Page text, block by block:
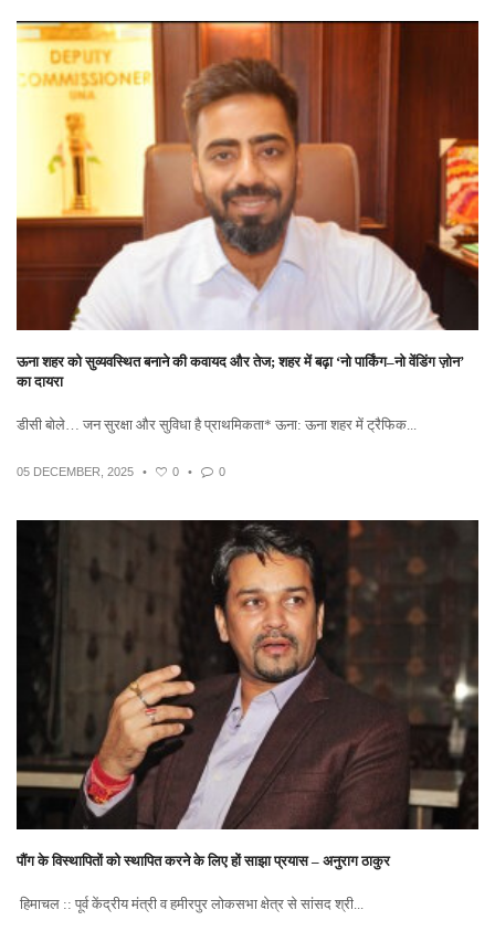
ऊना शहर को सुव्यवस्थित बनाने की कवायद और तेज; शहर में बढ़ा ‘नो पार्किंग–नो वेंडिंग ज़ोन’
का दायरा
डीसी बोले… जन सुरक्षा और सुविधा है प्राथमिकता* ऊना: ऊना शहर में ट्रैफिक...
05 DECEMBER, 2025 • 0 • 0
पौंग के विस्थापितों को स्थापित करने के लिए हों साझा प्रयास – अनुराग ठाकुर
हिमाचल :: पूर्व केंद्रीय मंत्री व हमीरपुर लोकसभा क्षेत्र से सांसद श्री...